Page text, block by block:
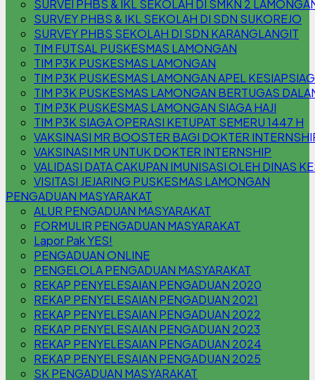
SURVEI PHBS & IKL SEKOLAH DI SMKN 2
SURVEY PHBS & IKL SEKOLAH DI SDN SUKOREJO
SURVEY PHBS SEKOLAH DI SDN KARANGLANGIT
TIM FUTSAL PUSKESMAS LAMONGAN
TIM P3K PUSKESMAS LAMONGAN
TIM P3K PUSKESMAS LAMONGAN APEL
TIM P3K PUSKESMAS LAMONGAN BERTUGAS
TIM P3K PUSKESMAS LAMONGAN SIAGA HAJI
TIM P3K SIAGA OPERASI KETUPAT SEMERU 1447 H
VAKSINASI MR BOOSTER BAGI DOKTER
VAKSINASI MR UNTUK DOKTER INTERNSHIP
VALIDASI DATA CAKUPAN IMUNISASI OLEH DINAS
VISITASI JEJARING PUSKESMAS LAMONGAN
PENGADUAN MASYARAKAT
ALUR PENGADUAN MASYARAKAT
FORMULIR PENGADUAN MASYARAKAT
Lapor Pak YES!
PENGADUAN ONLINE
PENGELOLA PENGADUAN MASYARAKAT
REKAP PENYELESAIAN PENGADUAN 2020
REKAP PENYELESAIAN PENGADUAN 2021
REKAP PENYELESAIAN PENGADUAN 2022
REKAP PENYELESAIAN PENGADUAN 2023
REKAP PENYELESAIAN PENGADUAN 2024
REKAP PENYELESAIAN PENGADUAN 2025
SK PENGADUAN MASYARAKAT